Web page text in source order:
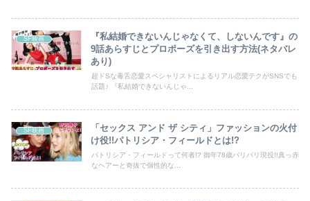
SF映画
『私結婚できないんじゃなくて、しないんです』の
9話あらすじとプロポーズを引き出す方法(ネタバレ
あり)
超ドSな毒舌恋愛スペシャリストによるリアル恋愛テクがSNSでも
話題♪ 『私結婚できないんじゃ...
SF映画
「セックス アンド ザ シティ」ファッションの火付
け役!!パトリシア・フィールドとは!?
パトリシア・フィールドって何者!? 御年78歳バリバリ現役!!真っ赤
なヘアーと奇抜で個性的な...